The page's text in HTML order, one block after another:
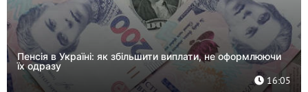
Пенсія в Україні: як збільшити виплати, не оформлюючи
їх одразу
16:05